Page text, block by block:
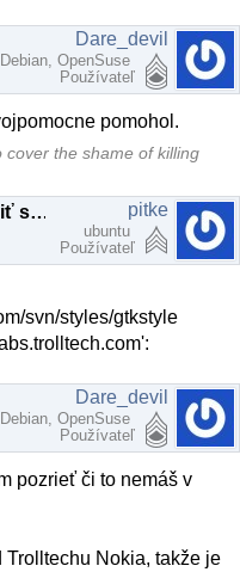
Dare_devil
Debian, OpenSuse
Používateľ
pomohol.
the shame of killing
Re: Ubuntu, ako nastaviť systémový vzhľad pre aplikácie z KDE pitke
ubuntu
Používateľ
svn/styles/gtkstyle
Dare_devil
Debian, OpenSuse
Používateľ
pozrieť či to nemáš v
Trolltechu Nokia, takže je